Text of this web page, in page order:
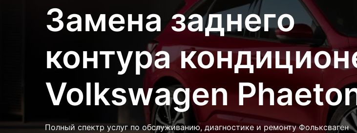
Замена заднего
контура
Volkswagen
Полный спектр услуг по обслуживанию, диагностике и ремонту Фольксваген